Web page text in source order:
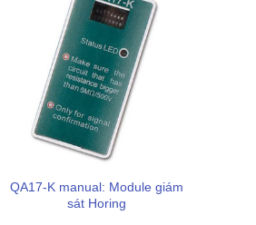
QA17-K manual: Module giám
sát Horing